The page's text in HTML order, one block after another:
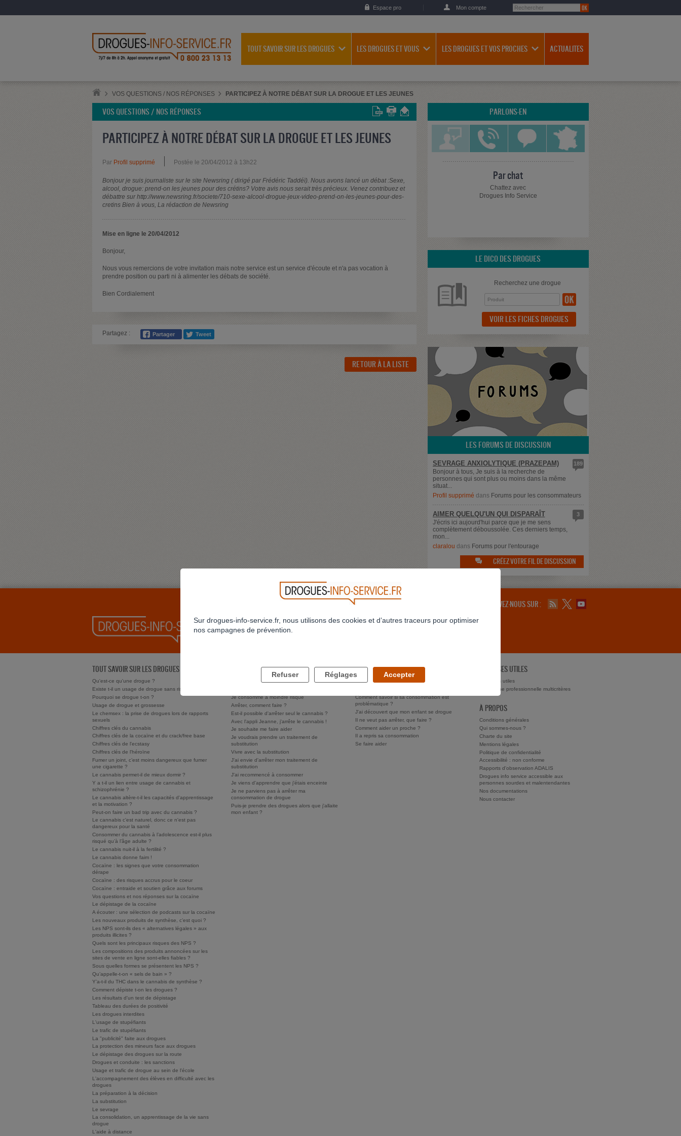
Espace pro Mon compte
TOUT SAVOIR SUR LES DROGUES LES DROGUES ET VOUS LES DROGUES ET VOS PROCHES ACTUALITES
VOS QUESTIONS / NOS RÉPONSES PARTICIPEZ À NOTRE DÉBAT SUR LA DROGUE ET LES JEUNES
VOS QUESTIONS / NOS RÉPONSES
PARTICIPEZ À NOTRE DÉBAT SUR LA DROGUE ET LES JEUNES
Par Profil supprimé Postée le 20/04/2012 à 13h22
Bonjour je suis journaliste sur le site Newsring ( dirigé par Frédéric Taddéï). Nous avons lancé un débat :Sexe,
alcool, drogue: prend-on les jeunes pour des crétins? Votre avis nous serait très précieux. Venez contribuez et
débattre sur http://www.newsring.fr/societe/710-sexe-alcool-drogue-jeux-video-prend-on-les-jeunes-pour-des-
cretins Bien à vous, La rédaction de Newsring
Mise en ligne le 20/04/2012
Bonjour,
Nous vous remercions de votre invitation mais notre service est un service d'écoute et n'a pas vocation à
prendre position ou parti ni à alimenter les débats de société.
Bien Cordialement
Partagez :
RETOUR À LA LISTE
PARLONS-EN
Par chat
Chattez avec
Drogues Info Service
LE DICO DES DROGUES
Recherchez une drogue
VOIR LES FICHES DROGUES
LES FORUMS DE DISCUSSION
189
SEVRAGE ANXIOLYTIQUE (PRAZEPAM)
Bonjour à tous, Je suis à la recherche de
personnes qui sont plus ou moins dans la même
situat...
Profil supprimé dans Forums pour les consommateurs
3
AIMER QUELQU'UN QUI DISPARAÎT
J'écris ici aujourd'hui parce que je me sens
complètement déboussolée. Ces derniers temps,
mon...
claralou dans Forums pour l'entourage
 CRÉEZ VOTRE FIL DE DISCUSSION
SUIVEZ-NOUS SUR :
TOUT SAVOIR SUR LES DROGUES
Qu'est-ce qu'une drogue ?
Existe t-il un usage de drogue sans risque ?
Pourquoi se drogue t-on ?
Usage de drogue et grossesse
Le chemsex : la prise de drogues lors de rapports
sexuels
Chiffres clés du cannabis
Chiffres clés de la cocaïne et du crack/free base
Chiffres clés de l'ecstasy
Chiffres clés de l'héroïne
Fumer un joint, c’est moins dangereux que fumer
une cigarette ?
Le cannabis permet-il de mieux dormir ?
Y a t-il un lien entre usage de cannabis et
schizophrénie ?
Le cannabis altère-t-il les capacités d'apprentissage
et la motivation ?
Peut-on faire un bad trip avec du cannabis ?
Le cannabis c'est naturel, donc ce n'est pas
dangereux pour la santé
Consommer du cannabis à l’adolescence est-il plus
risqué qu’à l’âge adulte ?
Le cannabis nuit-il à la fertilité ?
Le cannabis donne faim !
Cocaïne : les signes que votre consommation
dérape
Cocaïne : des risques accrus pour le coeur
Cocaïne : entraide et soutien grâce aux forums
Vos questions et nos réponses sur la cocaïne
Le dépistage de la cocaïne
A écouter : une sélection de podcasts sur la cocaïne
Les nouveaux produits de synthèse, c’est quoi ?
Les NPS sont-ils des « alternatives légales » aux
produits illicites ?
Quels sont les principaux risques des NPS ?
Les compositions des produits annoncées sur les
sites de vente en ligne sont-elles fiables ?
Sous quelles formes se présentent les NPS ?
Qu’appelle-t-on « sels de bain » ?
Y’a-t-il du THC dans le cannabis de synthèse ?
Comment dépiste t-on les drogues ?
Les résultats d'un test de dépistage
Tableau des durées de positivité
Les drogues interdites
L'usage de stupéfiants
Le trafic de stupéfiants
La "publicité" faite aux drogues
La protection des mineurs face aux drogues
Le dépistage des drogues sur la route
Drogues et conduite : les sanctions
Usage et trafic de drogue au sein de l'école
L'accompagnement des élèves en difficulté avec les
drogues
La préparation à la décision
La substitution
Le sevrage
La consolidation, un apprentissage de la vie sans
drogue
L'aide à distance
LES DROGUES ET VOUS
Comment savoir si j'ai un problème ?
Je consomme à moindre risque
Arrêter, comment faire ?
Est-il possible d'arrêter seul le cannabis ?
Avec l'appli Jeanne, j'arrête le cannabis !
Je souhaite me faire aider
Je voudrais prendre un traitement de
substitution
Vivre avec la substitution
J'ai envie d'arrêter mon traitement de
substitution
J'ai recommencé à consommer
Je viens d'apprendre que j'étais enceinte
Je ne parviens pas à arrêter ma
consommation de drogue
Puis-je prendre des drogues alors que j'allaite
mon enfant ?
LES DROGUES ET VOS PROCHES
Comment parler des drogues à mes enfants ?
Comment savoir si sa consommation est
problématique ?
J'ai découvert que mon enfant se drogue
Il ne veut pas arrêter, que faire ?
Comment aider un proche ?
Il a repris sa consommation
Se faire aider
ADRESSES UTILES
Adresses utiles
Recherche professionnelle multicritères
À PROPOS
Conditions générales
Qui sommes-nous ?
Charte du site
Mentions légales
Politique de confidentialité
Accessibilité : non conforme
Rapports d'observation ADALIS
Drogues info service accessible aux
personnes sourdes et malentendantes
Nos documentations
Nous contacter
Sur drogues-info-service.fr, nous utilisons des cookies et d’autres traceurs pour optimiser
nos campagnes de prévention.
Refuser Réglages Accepter